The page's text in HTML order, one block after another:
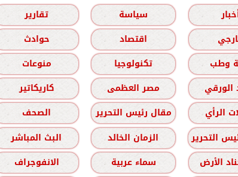
سياسة
تقارير
اقتصاد
حوادث
وطب تكنولوجيا
منوعات
الورقي مصر العظمى
كاريكاتير
الرأي مقال رئيس التحرير
الصحف
التحرير الزمان الخالد
البث المباشر
الأرض سماء عربية الانفوجراف